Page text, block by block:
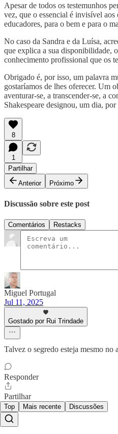
Apesar de todos os testemunhos
vez, que o essencial é invisível aos
educadores, para o bem e para o
No caso da Sandra e da Luísa,
que explica a sua disponibilidade,
conhecimento profissional que os
Obrigado é, por isso, um palavra
gostaríamos de lhes oferecer. Um
aventurar-se, a transcender-se, a
Shakespeare designou, um dia,
8
1
Partilhar
Anterior
Próximo
Discussão sobre este post
Comentários Restacks
Miguel Portugal
Jul 11, 2025
Gostado por Rui Trindade
Talvez o segredo esteja mesmo
Responder
Partilhar
Top Mais recente Discussões